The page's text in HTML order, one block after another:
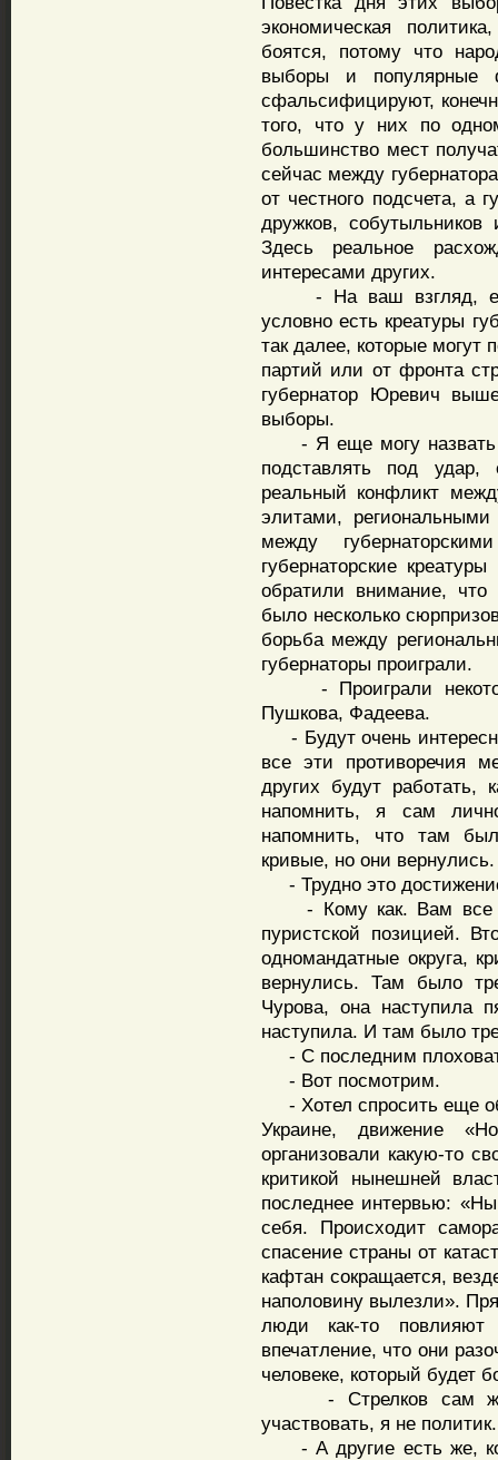
экономическая
боятся, потому что
выборы и популярные
сфальсифицируют,
того, что у них по
большинство мест
сейчас между
от честного подсчета, а
дружков,
Здесь реальное
интересами других.
- На ваш взгляд, есть
условно есть креатуры
так далее, которые могут
партий или от фронта
губернатор Юревич
выборы.
- Я еще могу назвать
подставлять под
реальный конфликт
элитами,
между
губернаторские
обратили внимание,
было несколько
борьба между
губернаторы проиграли.
- Проиграли
Пушкова, Фадеева.
- Будут очень
все эти противоречия
других будут работать,
напомнить, я сам
напомнить, что там
кривые, но они вернулись.
- Трудно это
- Кому как. Вам все
пуристской позицией.
одномандатные округа,
вернулись. Там было
Чурова, она наступила
наступила. И там было
- С последним
- Вот посмотрим.
- Хотел спросить еще
Украине, движение
организовали какую-то
критикой нынешней
последнее интервью:
себя. Происходит
спасение страны от
кафтан сокращается,
наполовину вылезли».
люди как-то повлияют
впечатление, что они
человеке, который будет
- Стрелков сам же
участвовать, я не политик.
- А другие есть же,